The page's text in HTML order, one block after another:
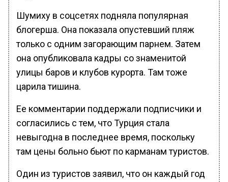
Шумиху в соцсетях подняла популярная
блогерша. Она показала опустевший пляж
только с одним загорающим парнем. Затем
она опубликовала кадры со знаменитой
улицы баров и клубов курорта. Там тоже
царила тишина.
Ее комментарии поддержали подписчики и
согласились с тем, что Турция стала
невыгодна в последнее время, поскольку
там цены больно бьют по карманам туристов.
Один из туристов заявил, что он каждый год